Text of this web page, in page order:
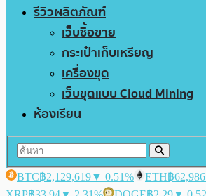
รีวิวผลิตภัณฑ์
เว็บซื้อขาย
กระเป๋าเก็บเหรียญ
เครื่องขุด
เว็บขุดแบบ Cloud Mining
ห้องเรียน
BTC฿2,129,619▼ 0.51% ETH฿